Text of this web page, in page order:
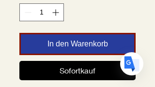
In den Warenkorb
Sofortkauf
DEGerman· Deutsch
ESSpanish· Español